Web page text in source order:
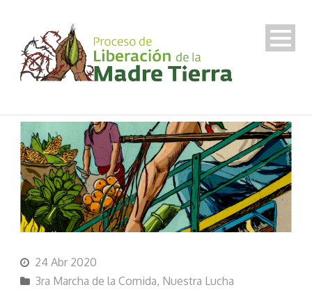
24 Abr 2020
3ra Marcha de la Comida, Nuestra Lucha